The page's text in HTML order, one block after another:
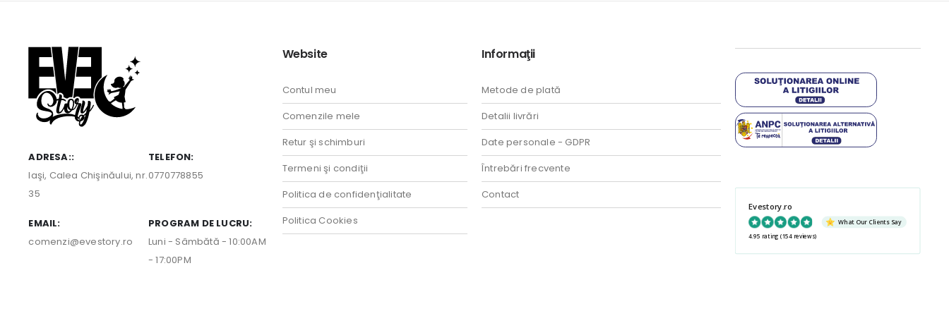
ADRESA::
Iaşi, Calea Chişinăului, nr.
35
TELEFON:
0770778855
EMAIL:
comenzi@evestory.ro
PROGRAM DE LUCRU:
Luni - Sâmbătă - 10:00AM
- 17:00PM
Website
Contul meu
Comenzile mele
Retur şi schimburi
Termeni şi condiţii
Politica de confidenţialitate
Politica Cookies
Informaţii
Metode de plată
Detalii livrări
Date personale - GDPR
Întrebări frecvente
Contact
Evestory.ro
What Our Clients Say
4.95 rating (154 reviews)